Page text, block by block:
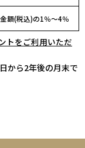
額(税込)の1％～4％
トをご利用いただ
から2年後の月末で